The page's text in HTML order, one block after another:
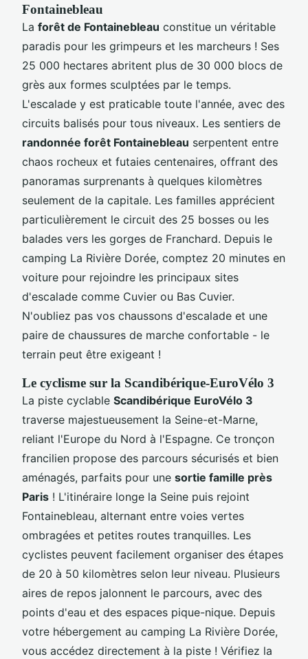
Fontainebleau
La forêt de Fontainebleau constitue un véritable
paradis pour les grimpeurs et les marcheurs ! Ses
25 000 hectares abritent plus de 30 000 blocs de
grès aux formes sculptées par le temps.
L'escalade y est praticable toute l'année, avec des
circuits balisés pour tous niveaux. Les sentiers de
randonnée forêt Fontainebleau serpentent entre
chaos rocheux et futaies centenaires, offrant des
panoramas surprenants à quelques kilomètres
seulement de la capitale. Les familles apprécient
particulièrement le circuit des 25 bosses ou les
balades vers les gorges de Franchard. Depuis le
camping La Rivière Dorée, comptez 20 minutes en
voiture pour rejoindre les principaux sites
d'escalade comme Cuvier ou Bas Cuvier.
N'oubliez pas vos chaussons d'escalade et une
paire de chaussures de marche confortable - le
terrain peut être exigeant !
Le cyclisme sur la Scandibérique-EuroVélo 3
La piste cyclable Scandibérique EuroVélo 3
traverse majestueusement la Seine-et-Marne,
reliant l'Europe du Nord à l'Espagne. Ce tronçon
francilien propose des parcours sécurisés et bien
aménagés, parfaits pour une sortie famille près
Paris ! L'itinéraire longe la Seine puis rejoint
Fontainebleau, alternant entre voies vertes
ombragées et petites routes tranquilles. Les
cyclistes peuvent facilement organiser des étapes
de 20 à 50 kilomètres selon leur niveau. Plusieurs
aires de repos jalonnent le parcours, avec des
points d'eau et des espaces pique-nique. Depuis
votre hébergement au camping La Rivière Dorée,
vous accédez directement à la piste ! Vérifiez la